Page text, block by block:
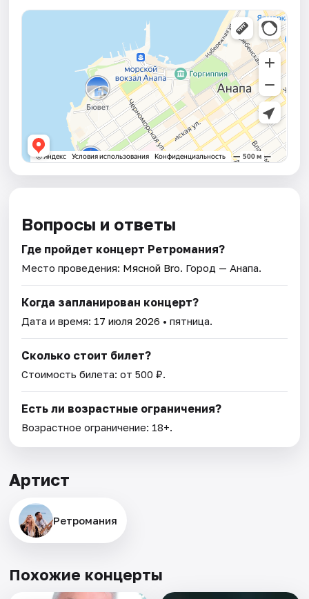
Вопросы и ответы
Где пройдет концерт Ретромания?
Место проведения: Мясной Bro. Город — Анапа.
Когда запланирован концерт?
Дата и время: 17 июля 2026 • пятница.
Сколько стоит билет?
Стоимость билета: от 500 ₽.
Есть ли возрастные ограничения?
Возрастное ограничение: 18+.
Артист
Ретромания
Похожие концерты